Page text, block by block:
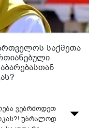
საქმეთა
ვებრძოდეთ
უბრალოდ